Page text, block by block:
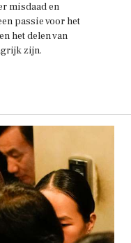
misdaad en
passie voor het
het delen van
zijn.